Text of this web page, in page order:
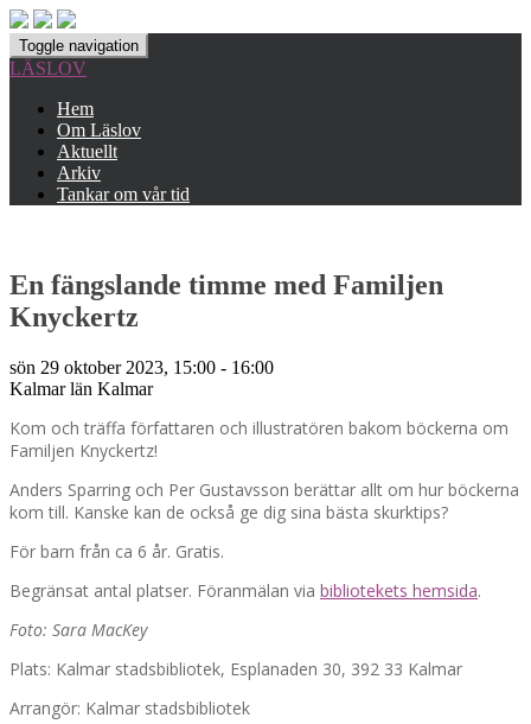
Toggle navigation
LÄSLOV
Hem
Om Läslov
Aktuellt
Arkiv
Tankar om vår tid
En fängslande timme med Familjen
Knyckertz
sön 29 oktober 2023, 15:00 - 16:00
Kalmar län Kalmar
Kom och träffa författaren och illustratören bakom böckerna om
Familjen Knyckertz!
Anders Sparring och Per Gustavsson berättar allt om hur böckerna
kom till. Kanske kan de också ge dig sina bästa skurktips?
För barn från ca 6 år. Gratis.
Begränsat antal platser. Föranmälan via bibliotekets hemsida.
Foto: Sara MacKey
Plats: Kalmar stadsbibliotek, Esplanaden 30, 392 33 Kalmar
Arrangör: Kalmar stadsbibliotek